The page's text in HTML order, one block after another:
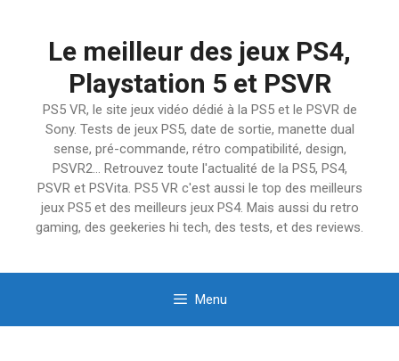
Le meilleur des jeux PS4,
Playstation 5 et PSVR
PS5 VR, le site jeux vidéo dédié à la PS5 et le PSVR de
Sony. Tests de jeux PS5, date de sortie, manette dual
sense, pré-commande, rétro compatibilité, design,
PSVR2… Retrouvez toute l'actualité de la PS5, PS4,
PSVR et PSVita. PS5 VR c'est aussi le top des meilleurs
jeux PS5 et des meilleurs jeux PS4. Mais aussi du retro
gaming, des geekeries hi tech, des tests, et des reviews.
Menu